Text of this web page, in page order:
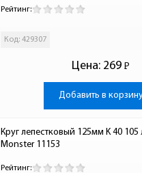
Рейтинг:
Код: 429307
Цена: 269 Р
-
Добавить в
Круг лепестковый 125мм K 40 105
Monster 11153
Рейтинг: